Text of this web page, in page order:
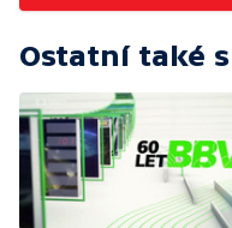
Ostatní také